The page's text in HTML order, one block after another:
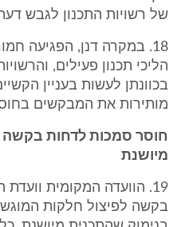
של רשויות התכנון לגבש
18. במקרה דנן, הפגיעה
הליכי תכנון פעילים,
בכוונתן לעשות בעניין
מותירות את המבקשים
חוסר סמכות לדחות בקשה
מיושנת
19. הוועדה המקומית
בקשה לפיצול חלקות